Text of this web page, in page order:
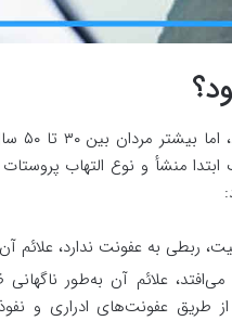
منشأ و نوع التهاب
ربطی به عفونت ندارد، علائم
علائم آن به‌طور
از طریق عفونت‌های ادراری و